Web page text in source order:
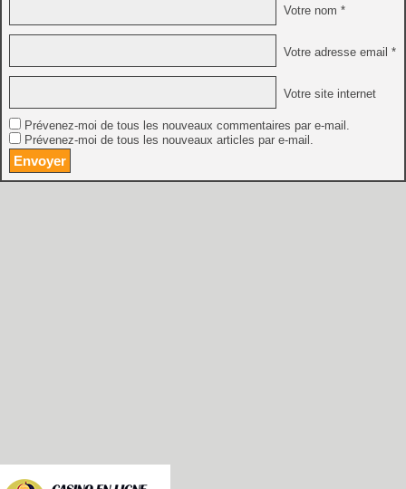
Votre nom *
Votre adresse email *
Votre site internet
Prévenez-moi de tous les nouveaux commentaires par e-mail.
Prévenez-moi de tous les nouveaux articles par e-mail.